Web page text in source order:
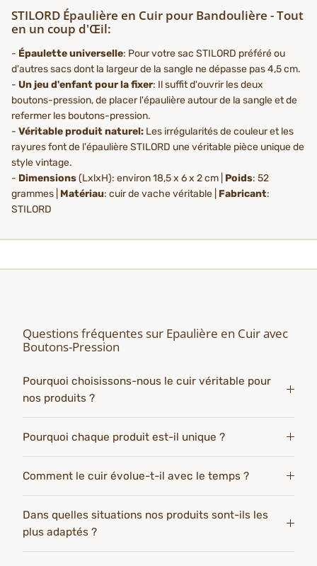
STILORD Épaulière en Cuir pour Bandoulière - Tout
en un coup d'Œil:
- Épaulette universelle: Pour votre sac STILORD préféré ou
d'autres sacs dont la largeur de la sangle ne dépasse pas 4,5 cm.
- Un jeu d'enfant pour la fixer: Il suffit d'ouvrir les deux
boutons-pression, de placer l'épaulière autour de la sangle et de
refermer les boutons-pression.
- Véritable produit naturel: Les irrégularités de couleur et les
rayures font de l'épaulière STILORD une véritable pièce unique de
style vintage.
- Dimensions(LxlxH): environ 18,5 x 6 x 2 cm | Poids: 52
grammes | Matériau: cuir de vache véritable | Fabricant:
STILORD
Questions fréquentes sur Epaulière en Cuir avec
Boutons-Pression
Pourquoi choisissons-nous le cuir véritable pour
nos produits ?
Pourquoi chaque produit est-il unique ?
Comment le cuir évolue-t-il avec le temps ?
Dans quelles situations nos produits sont-ils les
plus adaptés ?